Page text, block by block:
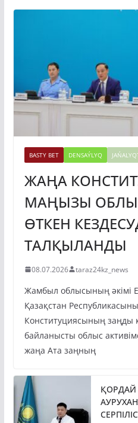
BASTY BET DENSAÝLYQ
ЖАҢА
МАҢЫЗЫ
ӨТКЕН
ТАЛҚЫЛАНДЫ
08.07.2026 taraz24kz_news
Жамбыл облысының әкімі
Қазақстан
Конституциясының заңды
байланысты облыс
жаңа Ата заңның